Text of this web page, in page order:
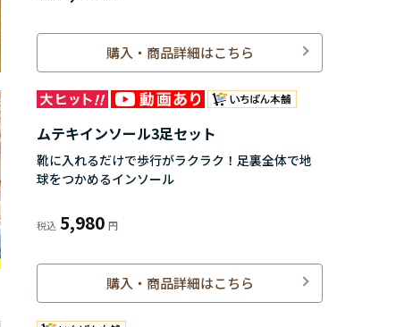
購入・商品詳細はこちら
ムテキインソール3足セット
靴に入れるだけで歩行がラクラク！足裏全体で地
球をつかめるインソール
5,980
購入・商品詳細はこちら